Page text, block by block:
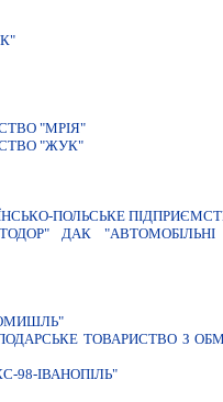
"МРIЯ"
"ЖУК"
ПОЛЬСЬКЕ
ДАК "АВТОМОБIЛЬНI
ТОВАРИСТВО З
98-IВАНОПIЛЬ"